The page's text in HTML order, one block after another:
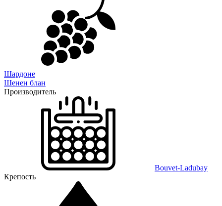
Шардоне
Шенен блан
Производитель
Bouvet-Ladubay
Крепость